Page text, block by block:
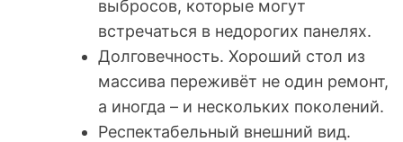
выбросов, которые могут
встречаться в недорогих панелях.
Долговечность. Хороший стол из
массива переживёт не один ремонт,
а иногда – и нескольких поколений.
Респектабельный внешний вид.